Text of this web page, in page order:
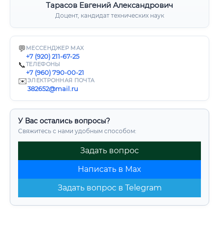
Тарасов Евгений Александрович
Доцент, кандидат технических наук
💬 МЕССЕНДЖЕР MAX
+7 (920) 211-67-25
📞ТЕЛЕФОНЫ
+7 (960) 790-00-21
✉️ЭЛЕКТРОННАЯ ПОЧТА
382652@mail.ru
У Вас остались вопросы?
Свяжитесь с нами удобным способом:
Задать вопрос
Написать в Max
Задать вопрос в Telegram